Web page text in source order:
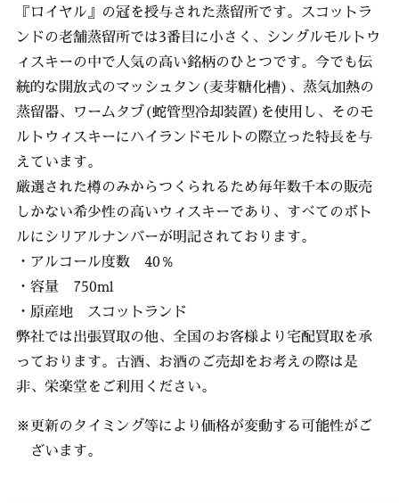
『ロイヤル』の冠を授与された蒸留所です。スコットラ
ンドの老舗蒸留所では3番目に小さく、シングルモルトウ
ィスキーの中で人気の高い銘柄のひとつです。今でも伝
統的な開放式のマッシュタン(麦芽糖化槽)、蒸気加熱の
蒸留器、ワームタブ(蛇管型冷却装置)を使用し、そのモ
ルトウィスキーにハイランドモルトの際立った特長を与
えています。
厳選された樽のみからつくられるため毎年数千本の販売
しかない希少性の高いウィスキーであり、すべてのボト
ルにシリアルナンバーが明記されております。
・アルコール度数 40％
・容量 750ml
・原産地 スコットランド
弊社では出張買取の他、全国のお客様より宅配買取を承
っております。古酒、お酒のご売却をお考えの際は是
非、栄楽堂をご利用ください。
※更新のタイミング等により価格が変動する可能性がご
ざいます。